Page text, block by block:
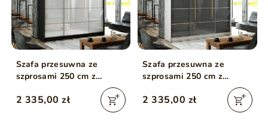
Szafa przesuwna ze
szprosami 250 cm z
oświetleniem LED Ponti
Czarna, Biała
2 335,00 zł
Szafa przesuwna ze
szprosami 250 cm z
oświetleniem LED Ponti
Biała, Szara
2 335,00 zł